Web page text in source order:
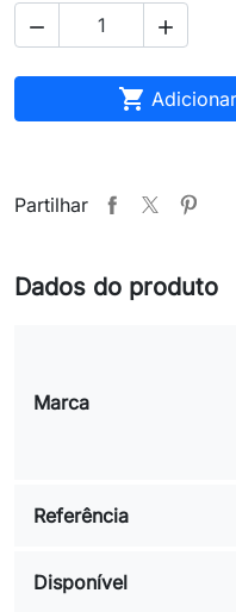
 

Partilhar
Dados do produto
Marca
Referência
Disponível